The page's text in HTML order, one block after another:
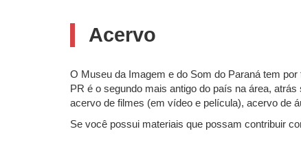
Acervo
O Museu da Imagem e do Som do Paraná tem
PR é o segundo mais antigo do país na área,
acervo de filmes (em vídeo e película), acervo de
Se você possui materiais que possam contribuir